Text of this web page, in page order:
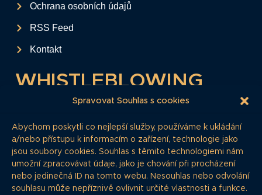
Spravovat Souhlas s cookies
Abychom poskytli co nejlepší služby, používáme k ukládání
a/nebo přístupu k informacím o zařízení, technologie jako
jsou soubory cookies. Souhlas s těmito technologiemi nám
umožní zpracovávat údaje, jako je chování při procházení
nebo jedinečná ID na tomto webu. Nesouhlas nebo odvolání
souhlasu může nepříznivě ovlivnit určité vlastnosti a funkce.
Ochrana osobních údajů
RSS Feed
Kontakt
WHISTLEBLOWING
Tento formulář slouží k anonymnímu zaslání
dluhopisům.
Pokud si myslíte, že máte informace, o
kterých by redakce měla vědět, zde nám je
můžete poskytnout.